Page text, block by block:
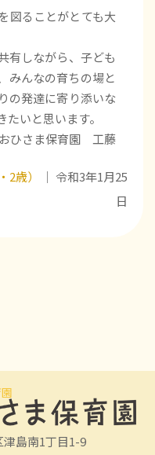
図ることがとても大
有しながら、子ども
みんなの育ちの場と
の発達に寄り添いな
いと思います。
おひさま保育園 工藤
歳）
｜ 令和3年1月25
日
島南1丁目1-9